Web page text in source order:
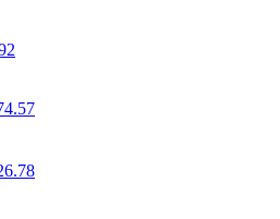
diariamente